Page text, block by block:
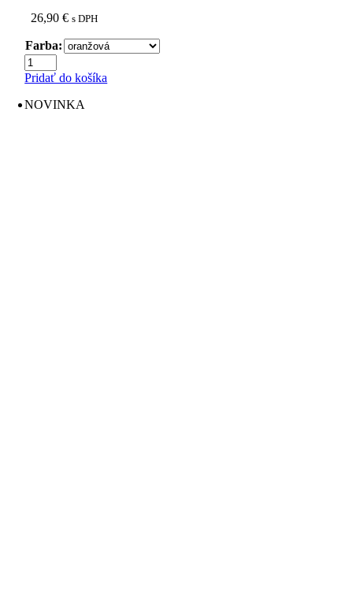
26,90€ s DPH
Farba:
množstvo
Moka
-
Pridať do košíka
NOVINKA